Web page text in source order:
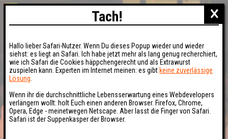
×
Tach!
Hallo lieber Safari-Nutzer. Wenn Du dieses Popup wieder und wieder
siehst: es liegt an Safari. Ich habe jetzt mehr als lang genug recherchiert,
wie ich Safari die Cookies häppchengerecht und als Extrawurst
zuspielen kann. Experten im Internet meinen: es gibt keine zuverlässige
Lösung
Wenn ihr die durchschnittliche Lebensserwartung eines Webdevelopers
verlängern wollt: holt Euch einen anderen Browser. Firefox, Chrome,
Opera, Edge - meinetwegen Netscape. Aber lasst die Finger von Safari.
Safari ist der Suppenkasper der Browser.